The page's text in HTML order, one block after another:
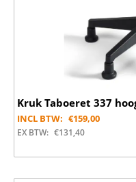
Kruk Taboeret 337
INCL BTW: €159,00
EX BTW: €131,40